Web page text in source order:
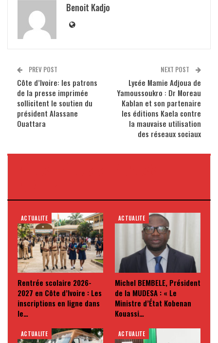
Benoit Kadjo
PREV POST
Côte d’Ivoire: les patrons
de la presse imprimée
sollicitent le soutien du
président Alassane
Ouattara
NEXT POST
Lycée Mamie Adjoua de
Yamoussoukro : Dr Moreau
Kablan et son partenaire
les éditions Kaela contre
la mauvaise utilisation
des réseaux sociaux
ACTUALITE
Rentrée scolaire 2026-
2027 en Côte d’Ivoire : Les
inscriptions en ligne dans
le…
ACTUALITE
Michel BEMBELE, Président
de la MUDESA : « Le
Ministre d’État Kobenan
Kouassi…
ACTUALITE ACTUALITE